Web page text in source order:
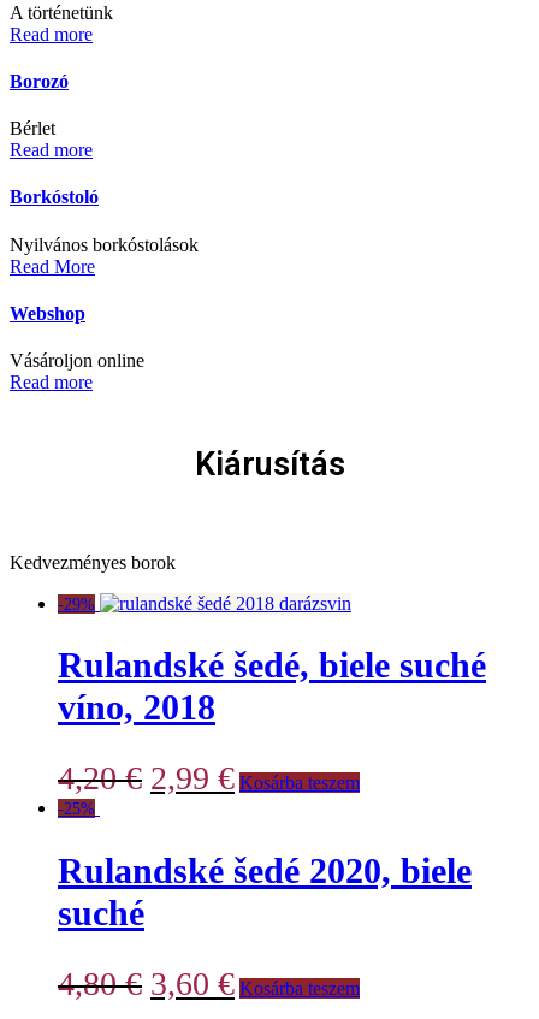
A történetünk
Read more
Borozó
Bérlet
Read more
Borkóstoló
Nyilvános borkóstolások
Read More
Webshop
Vásároljon online
Read more
Kiárusítás
Kedvezményes borok
-29%
Rulandské šedé, biele suché
víno, 2018
4,20€ 2,99 € Kosárba teszem
-25%
Rulandské šedé 2020, biele
suché
4,80€ 3,60 € Kosárba teszem